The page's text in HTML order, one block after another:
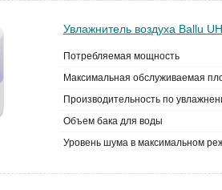
Увлажнитель воздуха Ballu
Потребляемая мощность
Максимальная обслуживаемая
Производительность по
Объем бака для воды
Уровень шума в максимальном